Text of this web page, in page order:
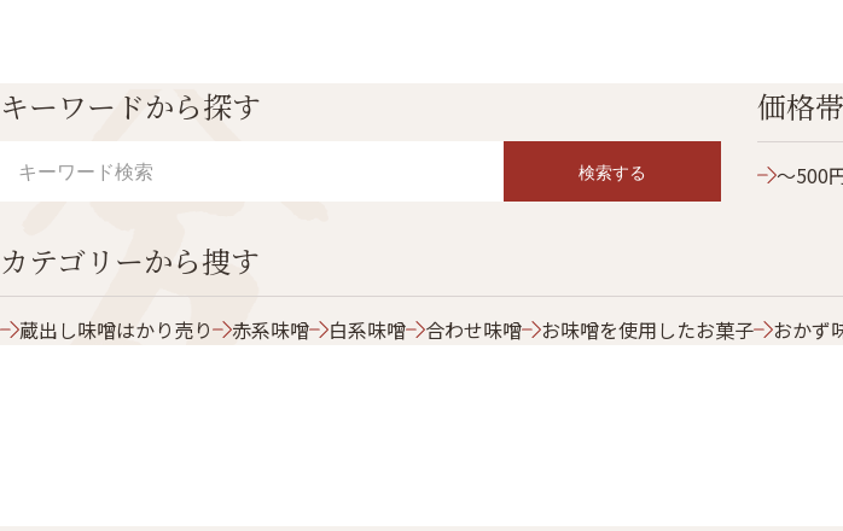
キーワードから探す
検索する
価格
～500
カテゴリーから捜す
蔵出し味噌はかり売り 赤系味噌 白系味噌 合わせ味噌 お味噌を使用したお菓子 おかず